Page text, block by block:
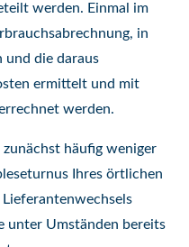
werden. Einmal im
in
und die daraus
ermittelt und mit
werden.
häufig weniger
Ihres örtlichen
unter Umständen bereits